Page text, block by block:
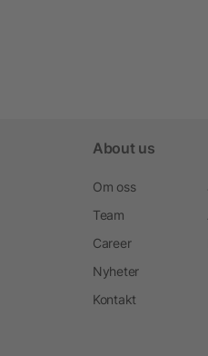
About us
Om oss
Team
Career
Nyheter
Kontakt